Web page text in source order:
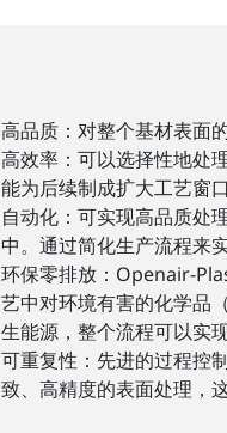
高品质：对整个基材表面
高效率：可以选择性地处
能为后续制成扩大工艺窗口
自动化：可实现高品质处
中。通过简化生产流程来
环保零排放：Openair-
艺中对环境有害的化学品
生能源，整个流程可以实
可重复性：先进的过程控
致、高精度的表面处理，